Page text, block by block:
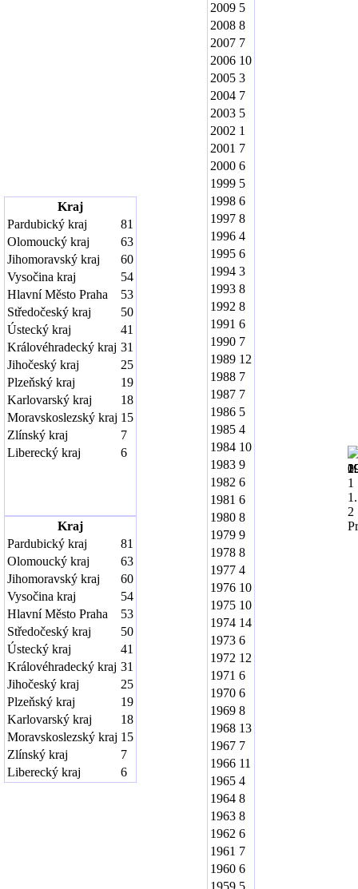
Kraj
Pardubický kraj
81
Olomoucký kraj
63
Jihomoravský kraj
60
Vysočina kraj
54
Hlavní Město Praha
53
Středočeský kraj
50
Ústecký kraj
41
Královéhradecký kraj 31
Jihočeský kraj
25
Plzeňský kraj
19
Karlovarský kraj
18
Moravskoslezský kraj 15
Zlínský kraj
7
Liberecký kraj
6
Kraj
Pardubický kraj
81
Olomoucký kraj
63
Jihomoravský kraj
60
Vysočina kraj
54
Hlavní Město Praha
53
Středočeský kraj
50
Ústecký kraj
41
Královéhradecký kraj 31
Jihočeský kraj
25
Plzeňský kraj
19
Karlovarský kraj
18
Moravskoslezský kraj 15
Zlínský kraj
7
Liberecký kraj
6
2009 5
2008 8
2007 7
2006 10
2005 3
2004 7
2003 5
2002 1
2001 7
2000 6
1999 5
1998 6
1997 8
1996 4
1995 6
1994 3
1993 8
1992 8
1991 6
1990 7
1989 12
1988 7
1987 7
1986 5
1985 4
1984 10
1983 9
1982 6
1981 6
1980 8
1979 9
1978 8
1977 4
1976 10
1975 10
1974 14
1973 6
1972 12
1971 6
1970 6
1969 8
1968 13
1967 7
1966 11
1965 4
1964 8
1963 8
1962 6
1961 7
1960 6
1959 5
1
2